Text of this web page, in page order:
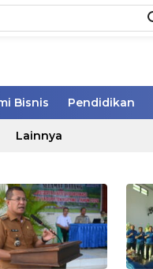
Bisnis Pendidikan
Lainnya